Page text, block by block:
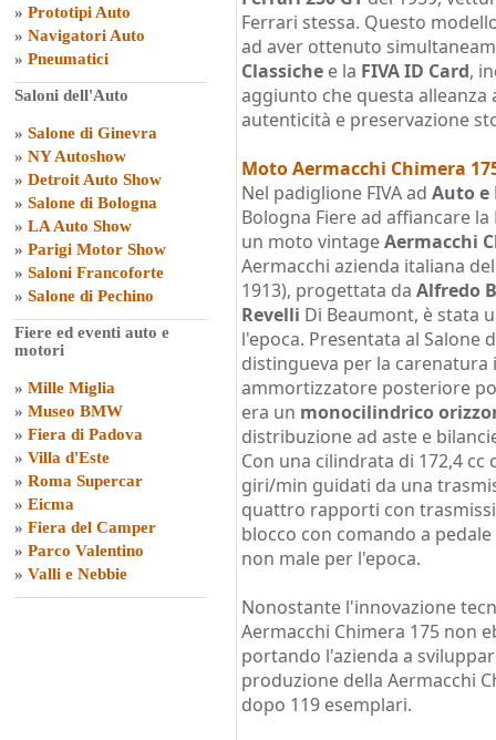
» Prototipi Auto
» Navigatori Auto
» Pneumatici
Saloni dell'Auto
» Salone di Ginevra
» NY Autoshow
» Detroit Auto Show
» Salone di Bologna
» LA Auto Show
» Parigi Motor Show
» Saloni Francoforte
» Salone di Pechino
Fiere ed eventi auto e
motori
» Mille Miglia
» Museo BMW
» Fiera di Padova
» Villa d'Este
» Roma Supercar
» Eicma
» Fiera del Camper
» Parco Valentino
» Valli e Nebbie
Ferrari stessa. Questo
ad aver ottenuto
Classiche e la FIVA ID Card,
aggiunto che questa
autenticità e preservazione
Moto Aermacchi Chimera
Nel padiglione FIVA ad Auto e
Bologna Fiere ad affiancare
un moto vintageAermacchi
Aermacchi azienda italiana
1913), progettata da Alfredo
Revelli Di Beaumont, è stata
l'epoca. Presentata al Salone
distingueva per la
ammortizzatore posteriore
era un monocilindrico
distribuzione ad aste e
Con una cilindrata di 172,4 cc
giri/min guidati da una
quattro rapporti con
blocco con comando a
non male per l'epoca.
Nonostante l'innovazione
Aermacchi Chimera 175 non
portando l'azienda a
produzione della Aermacchi
dopo 119 esemplari.